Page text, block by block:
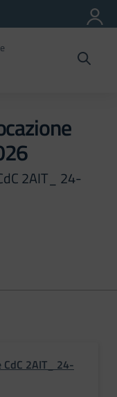
2AIT_ 24-
2AIT_ 24-